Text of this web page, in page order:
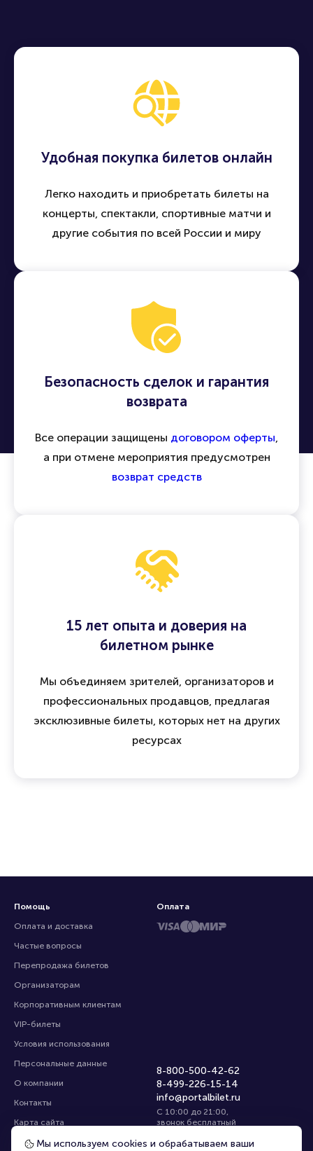
Удобная покупка билетов онлайн
Легко находить и приобретать билеты на
концерты, спектакли, спортивные матчи и
другие события по всей России и миру
Безопасность сделок и гарантия
возврата
Все операции защищены договором оферты
а при отмене мероприятия предусмотрен
возврат средств
15 лет опыта и доверия на
билетном рынке
Мы объединяем зрителей, организаторов и
профессиональных продавцов, предлагая
эксклюзивные билеты, которых нет на других
ресурсах
Помощь
Оплата и доставка
Частые вопросы
Перепродажа билетов
Организаторам
Корпоративным клиентам
VIP-билеты
Условия использования
Персональные данные
О компании
Контакты
Карта сайта
Управление cookies
8-800-500-42-62
8-499-226-15-14
info@portalbilet.ru
С 10:00 до 21:00,
звонок бесплатный
Все площадки
Оплата
Мы используем cookies и обрабатываем ваши